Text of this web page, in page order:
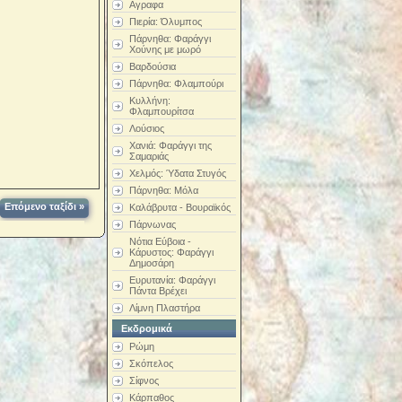
Επόμενο ταξίδι »
Αγραφα
Πιερία: Όλυμπος
Πάρνηθα: Φαράγγι
Χούνης με μωρό
Βαρδούσια
Πάρνηθα: Φλαμπούρι
Κυλλήνη:
Φλαμπουρίτσα
Λούσιος
Χανιά: Φαράγγι της
Σαμαριάς
Χελμός: Ύδατα Στυγός
Πάρνηθα: Μόλα
Καλάβρυτα - Βουραϊκός
Πάρνωνας
Νότια Εύβοια -
Κάρυστος: Φαράγγι
Δημοσάρη
Ευρυτανία: Φαράγγι
Πάντα Βρέχει
Λίμνη Πλαστήρα
Εκδρομικά
Ρώμη
Σκόπελος
Σίφνος
Κάρπαθος